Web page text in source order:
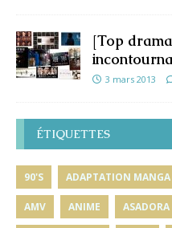
[Top
3 mars 2013
ÉTIQUETTES
90'S ADAPTATION MANGA
AMV ANIME ASADORA